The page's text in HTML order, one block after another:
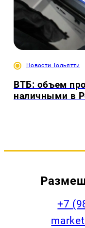
Новости Тольятти
ВТБ: объем
наличными в
+7